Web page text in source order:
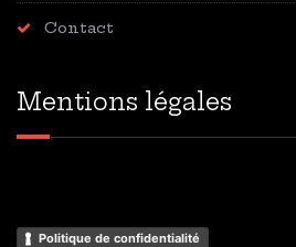
Contact
Mentions légales
Politique de confidentialité